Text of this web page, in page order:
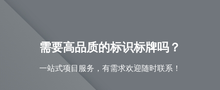
需要高品质的标识标牌吗？
一站式项目服务，有需求欢迎随时联系！